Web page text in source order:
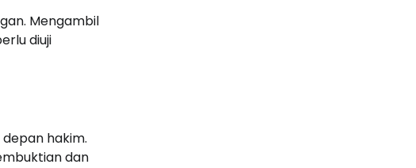
Mengambil
diuji
hakim.
dan